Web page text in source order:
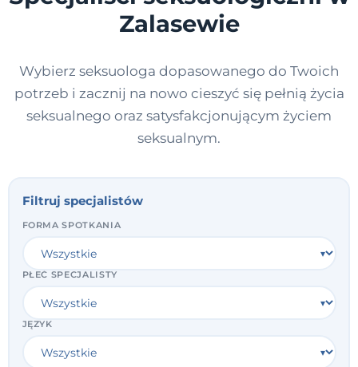
Zalasewie
Wybierz seksuologa dopasowanego do Twoich
potrzeb i zacznij na nowo cieszyć się pełnią życia
seksualnego oraz satysfakcjonującym życiem
seksualnym.
Filtruj specjalistów
FORMA SPOTKANIA
PŁEĆ SPECJALISTY
JĘZYK